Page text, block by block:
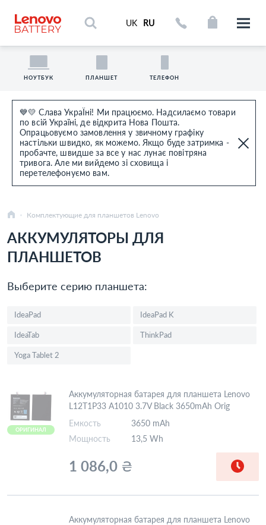
💙💛 Слава УкраЇні! Ми працюємо. Надсилаємо товари
по всій Україні, де відкрита Нова Пошта.
Опрацьовуємо замовлення у звичному графіку
настільки швидко, як можемо. Якщо буде затримка -
пробачте, швидше за все у нас лунає повітряна
тривога. Але ми вийдемо зі сховища і
перетелефонуємо вам.
UK RU
НОУТБУК ПЛАНШЕТ ТЕЛЕФОН
Комплектующие для планшетов Lenovo
АККУМУЛЯТОРЫ ДЛЯ
ПЛАНШЕТОВ
Выберите серию планшета:
IdeaPad IdeaPad K
IdeaTab ThinkPad
Yoga Tablet 2
ОРИГИНАЛ
Аккумуляторная батарея для планшета Lenovo
L12T1P33 A1010 3.7V Black 3650mAh Orig
Емкость
3650 mAh
Мощность
13,5 Wh
1 086,0 ₴
Аккумуляторная батарея для планшета Lenovo